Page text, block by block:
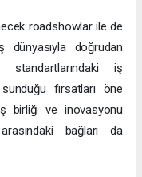
roadshowlar ile de
dünyasıyla doğrudan
iş
fırsatları öne
birliği ve inovasyonu
bağları da